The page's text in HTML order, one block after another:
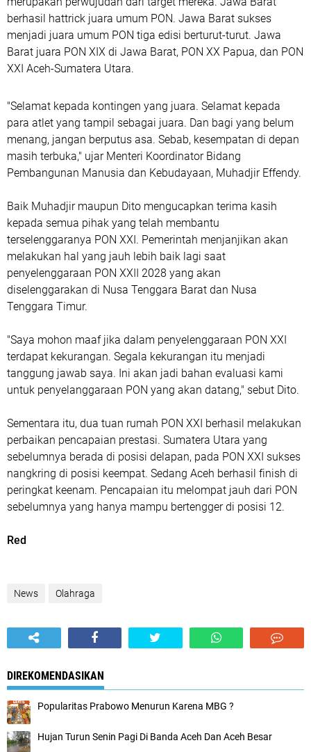
berhasil hattrick juara umum PON. Jawa Barat sukses
menjadi juara umum PON tiga edisi berturut-turut. Jawa
Barat juara PON XIX di Jawa Barat, PON XX Papua, dan PON
XXI Aceh-Sumatera Utara.
"Selamat kepada kontingen yang juara. Selamat kepada
para atlet yang tampil sebagai juara. Dan bagi yang belum
menang, jangan berputus asa. Sebab, kesempatan di depan
masih terbuka," ujar Menteri Koordinator Bidang
Pembangunan Manusia dan Kebudayaan, Muhadjir Effendy.
Baik Muhadjir maupun Dito mengucapkan terima kasih
kepada semua pihak yang telah membantu
terselenggaranya PON XXI. Pemerintah menjanjikan akan
melakukan hal yang jauh lebih baik lagi saat
penyelenggaraan PON XXII 2028 yang akan
diselenggarakan di Nusa Tenggara Barat dan Nusa
Tenggara Timur.
"Saya mohon maaf jika dalam penyelenggaraan PON XXI
terdapat kekurangan. Segala kekurangan itu menjadi
tanggung jawab saya. Ini akan jadi bahan evaluasi kami
untuk penyelanggaraan PON yang akan datang," sebut Dito.
Sementara itu, dua tuan rumah PON XXI berhasil melakukan
perbaikan pencapaian prestasi. Sumatera Utara yang
sebelumnya berada di posisi delapan, pada PON XXI sukses
nangkring di posisi keempat. Sedang Aceh berhasil finish di
peringkat keenam. Pencapaian itu melompat jauh dari PON
sebelumnya yang hanya mampu bertengger di posisi 12.
Red
News Olahraga
DIREKOMENDASIKAN
Popularitas Prabowo Menurun Karena MBG ?
Hujan Turun Senin Pagi Di Banda Aceh Dan Aceh Besar